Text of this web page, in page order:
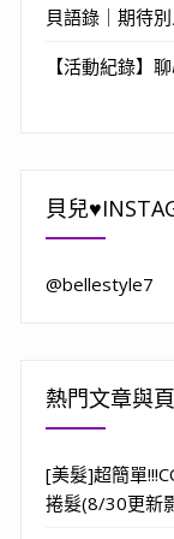
貝語錄｜期待
【活動紀錄】
貝兒
@bellestyle7
熱門文章與頁
[美髮]超簡單
捲髮(8/30更新